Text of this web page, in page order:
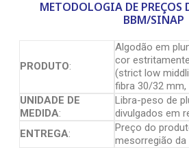
METODOLOGIA DE PREÇOS
BBM/SINAP
PRODUTO:
Algodão em
cor
(strict low
fibra 30/32
UNIDADE DE
MEDIDA:
Libra-peso de
divulgados em
ENTREGA:
Preço do
mesorregião da